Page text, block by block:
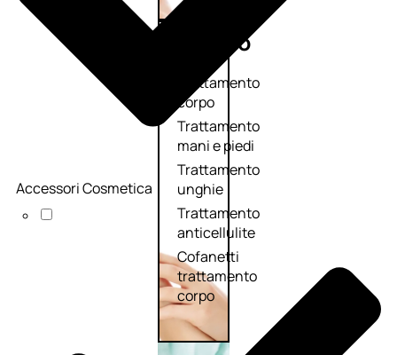
Corpo
Trattamento
corpo
Trattamento
mani e piedi
Trattamento
unghie
Trattamento
anticellulite
Cofanetti
trattamento
corpo
Accessori Cosmetica